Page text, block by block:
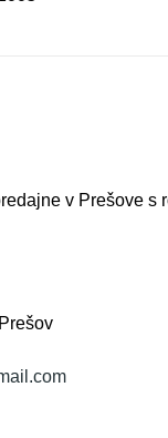
v Prešove